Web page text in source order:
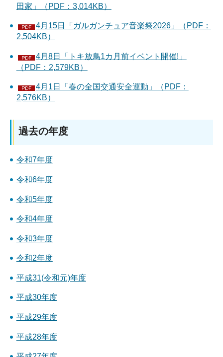
田家」（PDF：3,014KB）
4月15日「ガルガンチュア音楽祭2026」（PDF：
2,504KB）
4月8日「トキ放鳥1カ月前イベント開催!」
（PDF：2,579KB）
4月1日「春の全国交通安全運動」（PDF：
2,576KB）
過去の年度
令和7年度
令和6年度
令和5年度
令和4年度
令和3年度
令和2年度
平成31(令和元)年度
平成30年度
平成29年度
平成28年度